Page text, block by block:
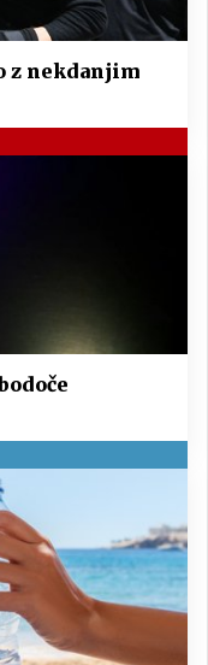
z nekdanjim